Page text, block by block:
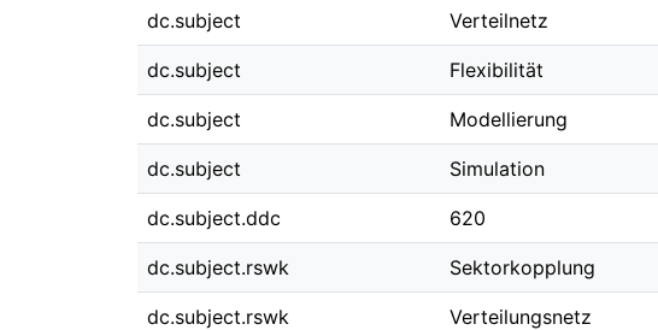
dc.subject Verteilnetz
dc.subject Flexibilität
dc.subject Modellierung
dc.subject Simulation
dc.subject.ddc 620
dc.subject.rswk Sektorkopplung
dc.subject.rswk Verteilungsnetz